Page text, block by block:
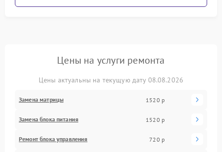
Цены на услуги ремонта
Цены актуальны на текущую дату 08.08.2026
Замена матрицы 1520 р
Замена блока питания 1520 р
Ремонт блока управления 720 р